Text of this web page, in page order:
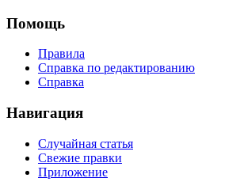
Помощь
Правила
Справка по редактированию
Справка
Навигация
Случайная статья
Свежие правки
Приложение